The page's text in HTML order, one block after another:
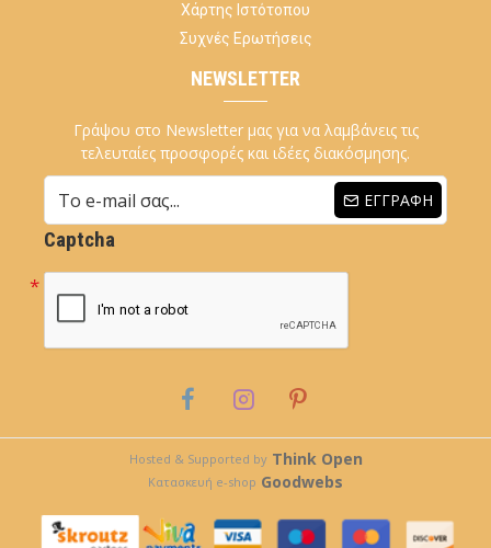
Χάρτης Ιστότοπου
Συχνές Ερωτήσεις
NEWSLETTER
Γράψου στο Newsletter μας για να λαμβάνεις τις
τελευταίες προσφορές και ιδέες διακόσμησης.
ΕΓΓΡΑΦΉ
Captcha
Hosted & Supported by Think Open
Κατασκευή e-shop Goodwebs